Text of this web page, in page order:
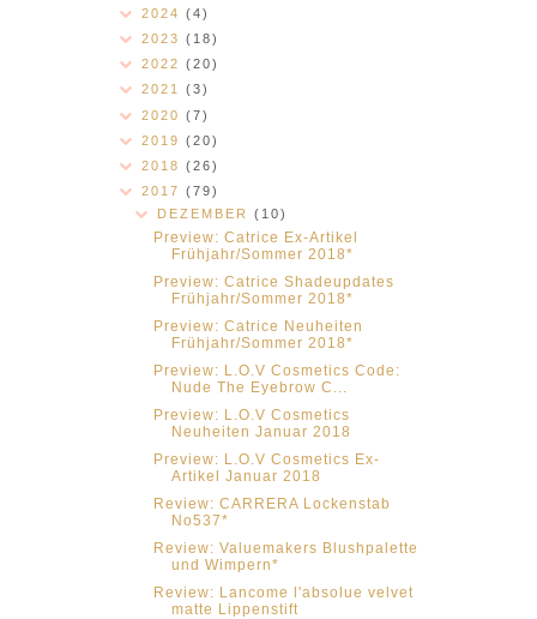
2024 (4)
2023 (18)
2022 (20)
2021 (3)
2020 (7)
2019 (20)
2018 (26)
2017 (79)
DEZEMBER(10)
Preview: Catrice Ex-Artikel
Frühjahr/Sommer 2018*
Preview: Catrice Shadeupdates
Frühjahr/Sommer 2018*
Preview: Catrice Neuheiten
Frühjahr/Sommer 2018*
Preview: L.O.V Cosmetics Code:
Nude The Eyebrow C...
Preview: L.O.V Cosmetics
Neuheiten Januar 2018
Preview: L.O.V Cosmetics Ex-
Artikel Januar 2018
Review: CARRERA Lockenstab
No537*
Review: Valuemakers Blushpalette
und Wimpern*
Review: Lancome l'absolue velvet
matte Lippenstift